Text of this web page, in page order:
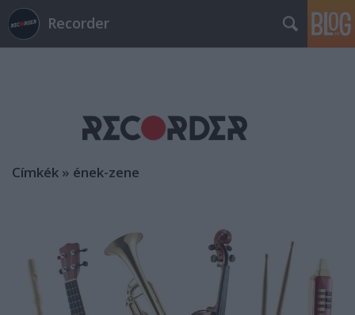
Recorder
Címkék » ének-zene